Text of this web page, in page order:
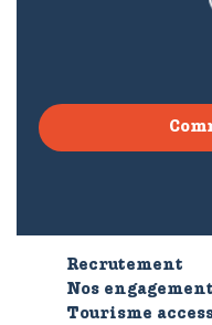
Recrutement
Nos
Tourisme